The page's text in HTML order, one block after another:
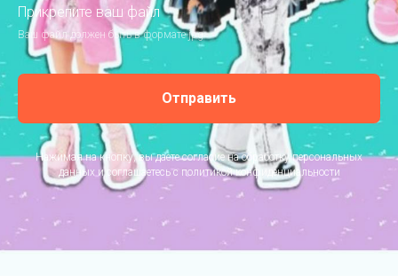
Прикрепите ваш файл
Ваш файл должен быть в формате jpg
Отправить
Нажимая на кнопку, вы даете согласие на обработку персональных
данных и соглашаетесь c политикой конфиденциальности